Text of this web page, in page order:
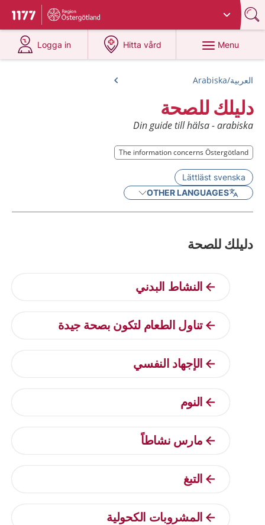
To start page for 1177
Du har valt region
Logga in
at 1177.se
Hitta vård
at 1177.se
Menu
العربية/Arabiska
دليلك للصحة
Din guide till hälsa - arabiska
The information concerns Östergötland
The information concerns Östergötland
Lättläst svenska
OTHER LANGUAGES
دليلك للصحة
النشاط البدني
تناول الطعام لتكون بصحة جيدة
الإجهاد النفسي
النوم
مارس نشاطاً
التبغ
المشروبات الكحولية